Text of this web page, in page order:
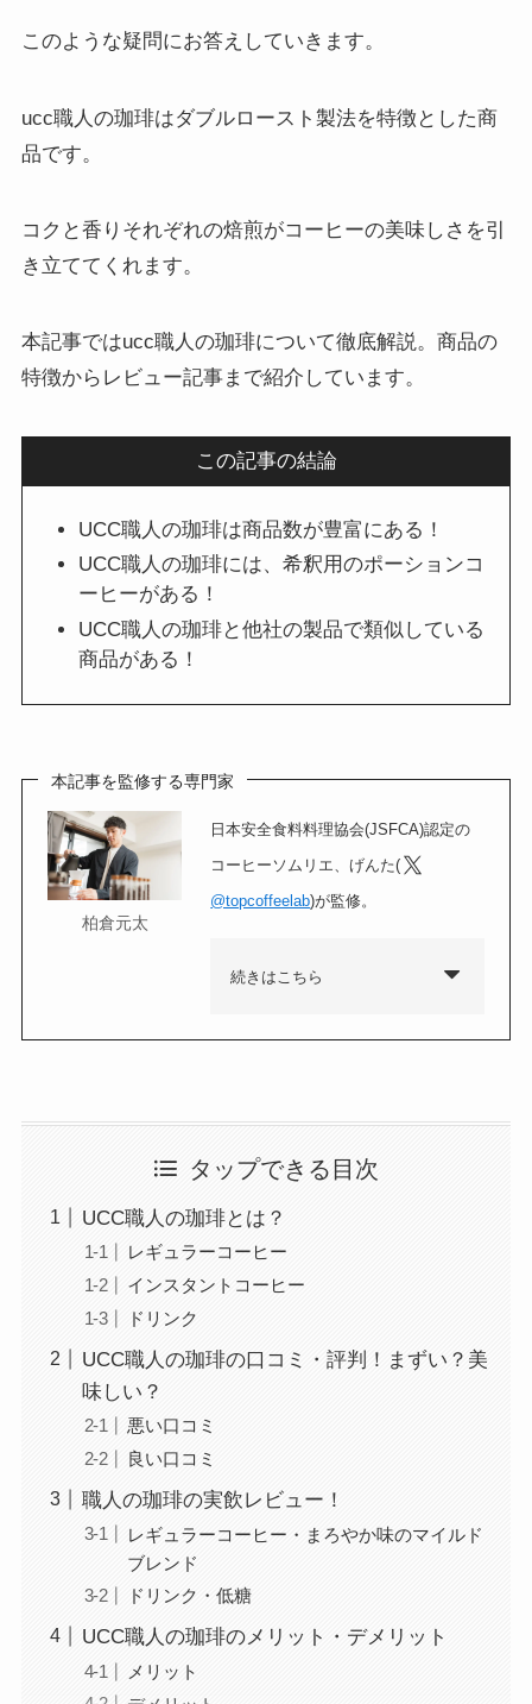
このような疑問にお答えしていきます。
ucc職人の珈琲はダブルロースト製法を特徴とした商
品です。
コクと香りそれぞれの焙煎がコーヒーの美味しさを引
き立ててくれます。
本記事ではucc職人の珈琲について徹底解説。商品の
特徴からレビュー記事まで紹介しています。
この記事の結論
UCC職人の珈琲は商品数が豊富にある！
UCC職人の珈琲には、希釈用のポーションコ
ーヒーがある！
UCC職人の珈琲と他社の製品で類似している
商品がある！
本記事を監修する専門家
柏倉元太
日本安全食料料理協会(JSFCA)認定の
コーヒーソムリエ、げんた(
@topcoffeelab)が監修。
続きはこちら
タップできる目次
UCC職人の珈琲とは？
レギュラーコーヒー
インスタントコーヒー
ドリンク
UCC職人の珈琲の口コミ・評判！まずい？美
味しい？
悪い口コミ
良い口コミ
職人の珈琲の実飲レビュー！
レギュラーコーヒー・まろやか味のマイルド
ブレンド
ドリンク・低糖
UCC職人の珈琲のメリット・デメリット
メリット